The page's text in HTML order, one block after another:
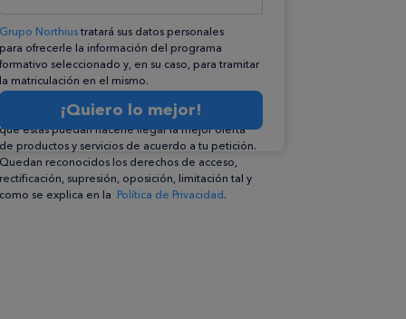
Grupo Northiustratará sus datos personales
para ofrecerle la información del programa
formativo seleccionado y, en su caso, para tramitar
la matriculación en el mismo.
Compartiremos su solicitud con las empresas que
conforman elGrupo Northius, con el objeto de
que éstas puedan hacerle llegar la mejor oferta
de productos y servicios de acuerdo a tu petición.
Quedan reconocidos los derechos de acceso,
rectificación, supresión, oposición, limitación tal y
como se explica en la Política de Privacidad.
¡Quiero lo mejor!